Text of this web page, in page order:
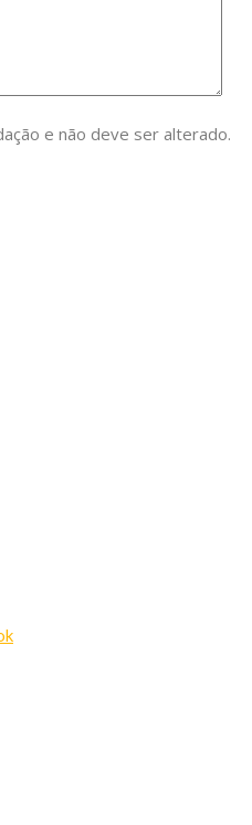
e não deve ser alterado.